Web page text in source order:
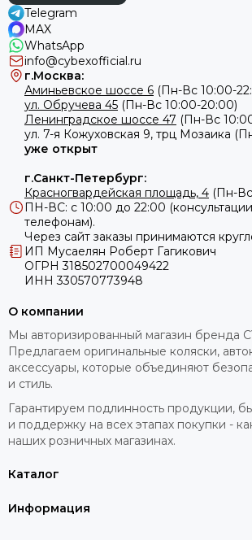
Telegram
MAX
WhatsApp
info@cybexofficial.ru
г.Москва:
Аминьевское шоссе 6 (Пн-Вс 10:00-
ул. Обручева 45 (Пн-Вс 10:00-20:00)
Ленинградское шоссе 47 (Пн-Вс
ул. 7-я Кожуховская 9, трц Мозаика
уже открыт
г.Санкт-Петербург:
Красногвардейская площадь, 4 (Пн-
ПН-ВС: с 10:00 до 22:00
телефонам).
Через сайт заказы принимаются
ИП Мусаелян Роберт Гагикович
ОГРН 318502700049422
ИНН 330570773948
Каталог
Информация
О компании
Мы авторизированный магазин бренда
Предлагаем оригинальные коляски,
аксессуары, которые объединяют
и стиль.
Гарантируем подлинность продукции,
и поддержку на всех этапах покупки -
наших розничных магазинах.